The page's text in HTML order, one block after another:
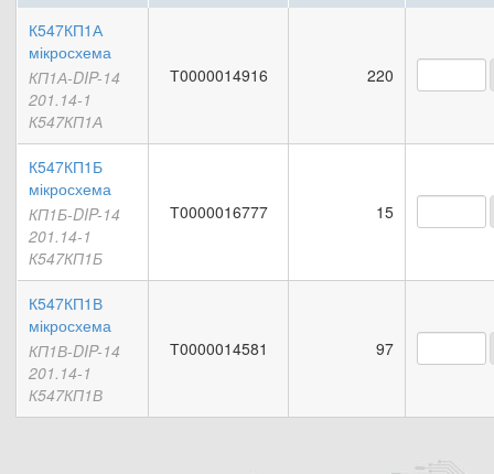
К547КП1А
мікросхема
КП1А-DIP-14
201.14-1
К547КП1А
Т0000014916 220
К547КП1Б
мікросхема
КП1Б-DIP-14
201.14-1
К547КП1Б
Т0000016777 15
К547КП1В
мікросхема
КП1В-DIP-14
201.14-1
К547КП1В
Т0000014581 97